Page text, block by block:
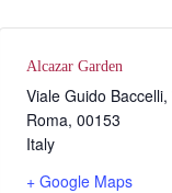
Alcazar Garden
Viale Guido Baccelli,
Roma, 00153
Italy
+ Google Maps